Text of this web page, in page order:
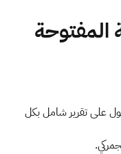
المضافة
المفتوحة
على تقرير شامل بكل